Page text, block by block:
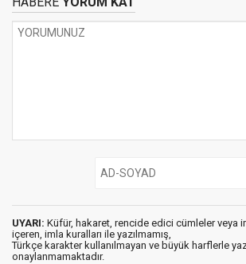
UYARI: Küfür, hakaret, rencide edici cümleler veya
içeren, imla kuralları ile yazılmamış,
Türkçe karakter kullanılmayan ve büyük harflerle
onaylanmamaktadır.